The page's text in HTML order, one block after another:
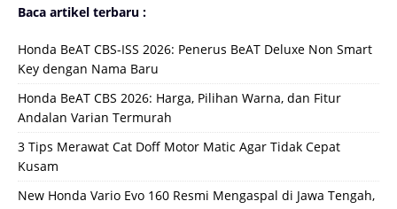
Baca artikel terbaru :
Honda BeAT CBS-ISS 2026: Penerus BeAT Deluxe Non Smart
Key dengan Nama Baru
Honda BeAT CBS 2026: Harga, Pilihan Warna, dan Fitur
Andalan Varian Termurah
3 Tips Merawat Cat Doff Motor Matic Agar Tidak Cepat
Kusam
New Honda Vario Evo 160 Resmi Mengaspal di Jawa Tengah,